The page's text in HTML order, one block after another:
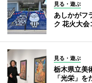
見る・遊ぶ
あしかがフ
ク 花火大
見る・遊ぶ
栃木県立美
「光栄」を